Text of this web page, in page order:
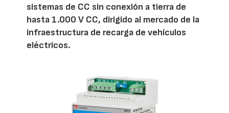
sistemas de CC sin conexión a tierra de
hasta 1.000 V CC, dirigido al mercado de la
infraestructura de recarga de vehículos
eléctricos.